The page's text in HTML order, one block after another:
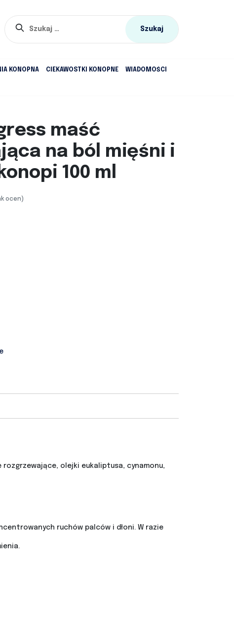
KONOPNA CIEKAWOSTKI KONOPNE WIADOMOŚCI
maść
na ból mięśni i
100 ml
ocen)
rozgrzewające, olejki eukaliptusa, cynamonu,
ruchów palców i dłoni. W razie